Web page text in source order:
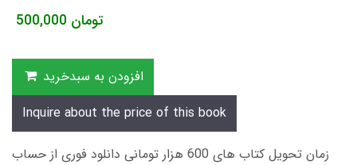
500,000 تومان
افزودن به سبدخرید
Inquire about the price of this book
زمان تحویل کتاب های 600 هزار تومانی دانلود فوری از حساب